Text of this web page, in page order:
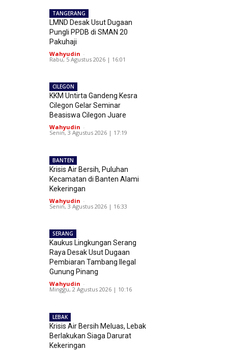
TANGERANG
LMND Desak Usut Dugaan
Pungli PPDB di SMAN 20
Pakuhaji
Wahyudin -
Rabu, 5 Agustus 2026 | 16:01
CILEGON
KKM Untirta Gandeng Kesra
Cilegon Gelar Seminar
Beasiswa Cilegon Juare
Wahyudin -
Senin, 3 Agustus 2026 | 17:19
BANTEN
Krisis Air Bersih, Puluhan
Kecamatan di Banten Alami
Kekeringan
Wahyudin -
Senin, 3 Agustus 2026 | 16:33
SERANG
Kaukus Lingkungan Serang
Raya Desak Usut Dugaan
Pembiaran Tambang Ilegal
Gunung Pinang
Wahyudin -
Minggu, 2 Agustus 2026 | 10:16
LEBAK
Krisis Air Bersih Meluas, Lebak
Berlakukan Siaga Darurat
Kekeringan